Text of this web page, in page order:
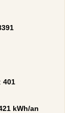
401
kWh/an